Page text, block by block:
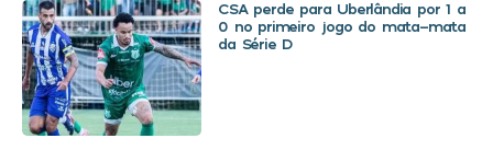
CSA perde para Uberlândia por 1 a
0 no primeiro jogo do mata-mata
da Série D